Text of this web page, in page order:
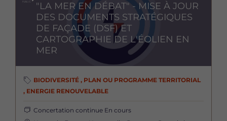
"LA MER EN DÉBAT" - MISE À JOUR
DES DOCUMENTS STRATÉGIQUES
DE FAÇADE (DSF) ET
CARTOGRAPHIE DE L'ÉOLIEN EN
MER
BIODIVERSITÉ , PLAN OU PROGRAMME TERRITORIAL
, ENERGIE RENOUVELABLE
Concertation continue En cours